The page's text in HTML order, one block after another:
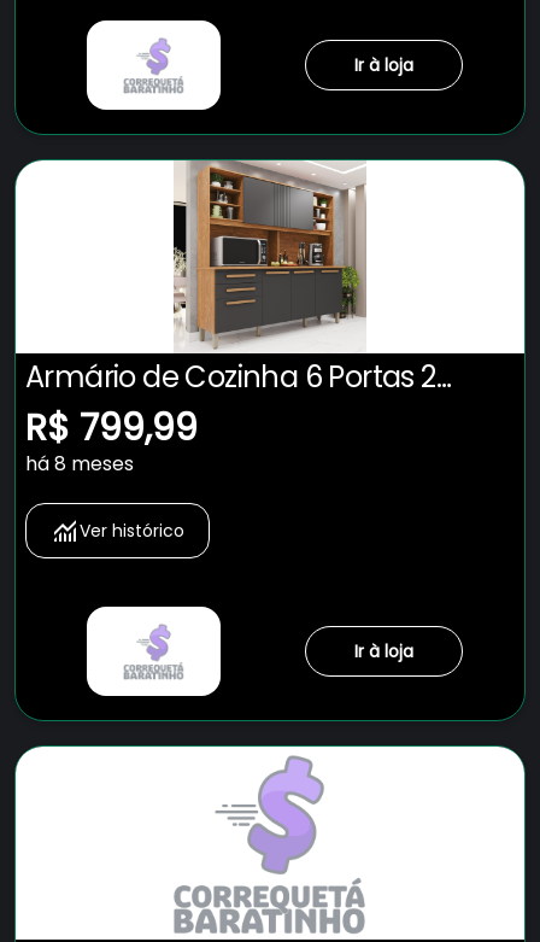
Ir à loja
Armário de Cozinha 6 Portas 2
Gavetas Adelle Yescasa
Cinamomo/Grafite
R$ 799,99
há 8 meses
Ver histórico
Ir à loja